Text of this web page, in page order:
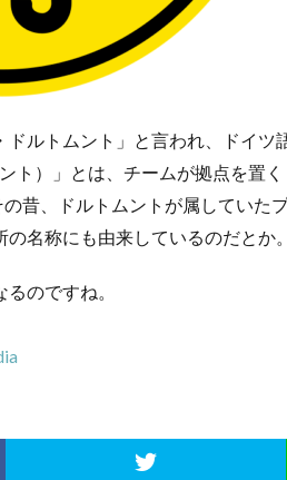
ドルトムント」と言われ、ドイツ
ト）」とは、チームが拠点を置
の昔、ドルトムントが属していた
名称にも由来しているのだとか。
のですね。